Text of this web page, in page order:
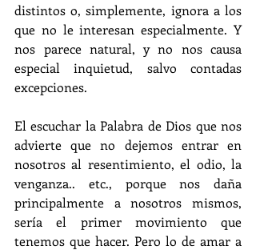
distintos o, simplemente, ignora a los
que no le interesan especialmente. Y
nos parece natural, y no nos causa
especial inquietud, salvo contadas
excepciones.
El escuchar la Palabra de Dios que nos
advierte que no dejemos entrar en
nosotros al resentimiento, el odio, la
venganza.. etc., porque nos daña
principalmente a nosotros mismos,
sería el primer movimiento que
tenemos que hacer. Pero lo de amar a